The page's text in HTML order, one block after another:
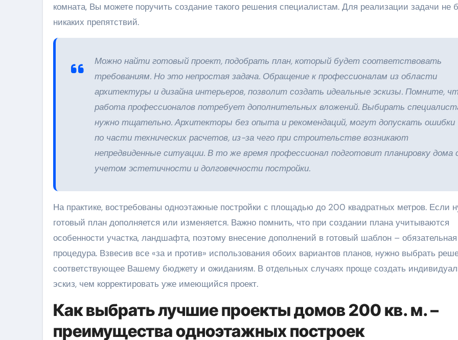
комната, Вы можете поручить создание такого решения специалистам. Для реализации задачи не
никаких препятствий.
Можно найти готовый проект, подобрать план, который будет соответствовать
требованиям. Но это непростая задача. Обращение к профессионалам из области
архитектуры и дизайна интерьеров, позволит создать идеальные эскизы. Помните,
работа профессионалов потребует дополнительных вложений. Выбирать
нужно тщательно. Архитекторы без опыта и рекомендаций, могут допускать ошибки
по части технических расчетов, из-за чего при строительстве возникают
непредвиденные ситуации. В то же время профессионал подготовит планировку дома
учетом эстетичности и долговечности постройки.
На практике, востребованы одноэтажные постройки с площадью до 200 квадратных метров. Если
готовый план дополняется или изменяется. Важно помнить, что при создании плана учитываются
особенности участка, ландшафта, поэтому внесение дополнений в готовый шаблон – обязательная
процедура. Взвесив все «за и против» использования обоих вариантов планов, нужно выбрать
соответствующее Вашему бюджету и ожиданиям. В отдельных случаях проще создать
эскиз, чем корректировать уже имеющийся проект.
Как выбрать лучшие проекты домов 200 кв. м. –
преимущества одноэтажных построек